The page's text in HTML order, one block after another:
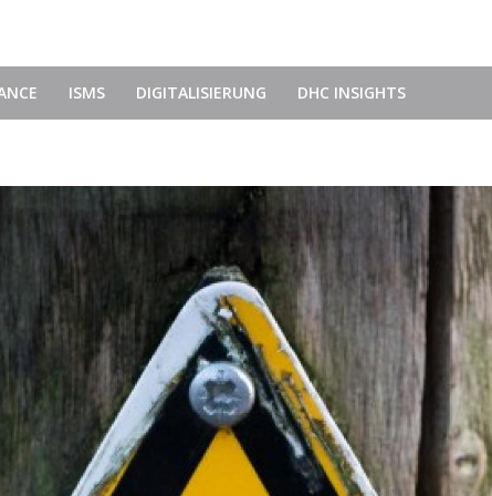
ISMS DIGITALISIERUNG DHC INSIGHTS